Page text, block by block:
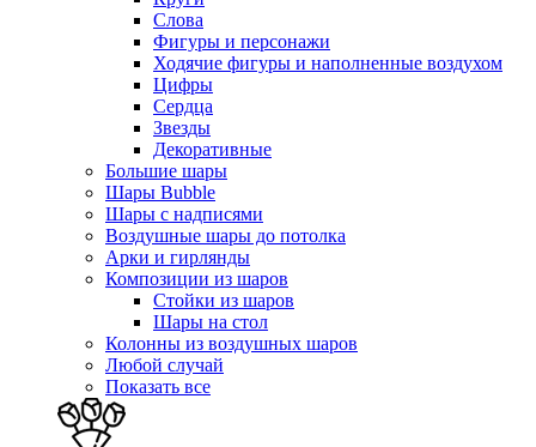
Слова
Фигуры и персонажи
Ходячие фигуры и наполненные воздухом
Цифры
Сердца
Звезды
Декоративные
Большие шары
Шары Bubble
Шары с надписями
Воздушные шары до потолка
Арки и гирлянды
Композиции из шаров
Стойки из шаров
Шары на стол
Колонны из воздушных шаров
Любой случай
Показать все